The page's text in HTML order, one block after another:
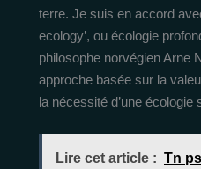
terre. Je suis en accord
ecology’, ou écologie
philosophe norvégien Arne
approche basée sur la
la nécessité d’une écologie
Lire cet article : Tn